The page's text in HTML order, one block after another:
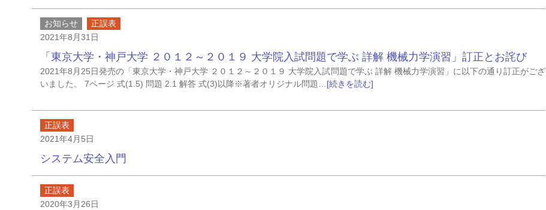
お知らせ
正誤表
2021年8月31日
「東京大学・神戸大学 ２０１２～２０１９ 大学院入試問題で学ぶ 詳解 機械力学演習」訂正とお詫び
2021年8月25日発売の「東京大学・神戸大学 ２０１２～２０１９ 大学院入試問題で学ぶ 詳解 機械力学演習」に以下の通り訂正がござ
いました。 7ページ 式(1.5) 問題 2.1 解答 式(3)以降※著者オリジナル問題… [続きを読む]
正誤表
2021年4月5日
システム安全入門
正誤表
2020年3月26日